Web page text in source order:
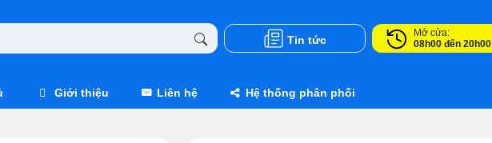
Tin tức
Mở cửa:
08h00 đến 20h00
Giới thiệu Liên hệ Hệ thống phân phối